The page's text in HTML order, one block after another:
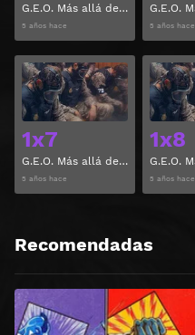
G.E.O. Más allá del límite Temporada 1 Capitulo 4
5 años hace 5 años hace
1x7
G.E.O. Más allá del límite Temporada 1 Capitulo 7
5 años hace
Ver
1x8
5 años hace
Recomendadas